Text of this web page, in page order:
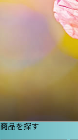
商品を探す